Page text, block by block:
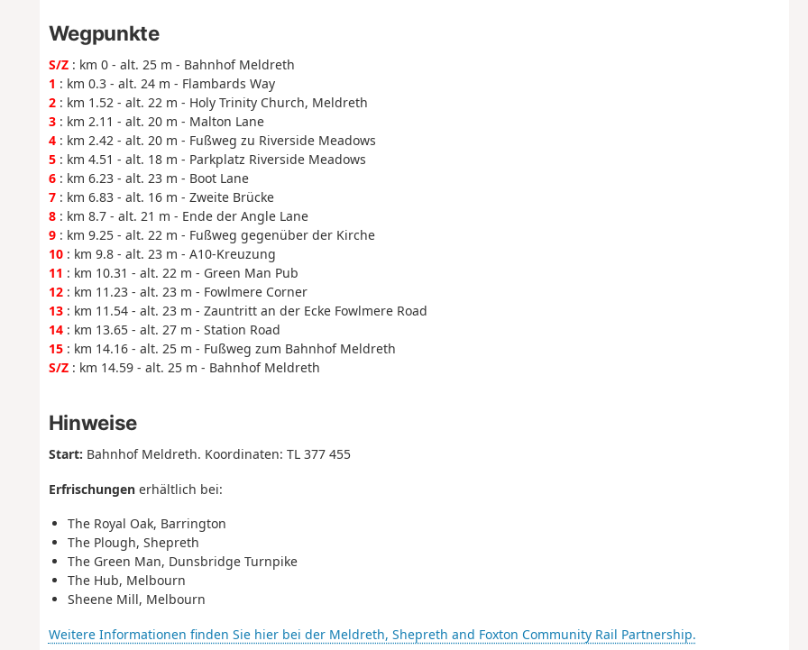
Wegpunkte
S/Z: km 0 - alt. 25 m - Bahnhof Meldreth
1 : km 0.3 - alt. 24 m - Flambards Way
2: km 1.52 - alt. 22 m - Holy Trinity Church, Meldreth
3: km 2.11 - alt. 20 m - Malton Lane
4: km 2.42 - alt. 20 m - Fußweg zu Riverside Meadows
5: km 4.51 - alt. 18 m - Parkplatz Riverside Meadows
6: km 6.23 - alt. 23 m - Boot Lane
7: km 6.83 - alt. 16 m - Zweite Brücke
8: km 8.7 - alt. 21 m - Ende der Angle Lane
9: km 9.25 - alt. 22 m - Fußweg gegenüber der Kirche
10: km 9.8 - alt. 23 m - A10-Kreuzung
11 : km 10.31 - alt. 22 m - Green Man Pub
12: km 11.23 - alt. 23 m - Fowlmere Corner
13: km 11.54 - alt. 23 m - Zauntritt an der Ecke Fowlmere Road
14: km 13.65 - alt. 27 m - Station Road
15: km 14.16 - alt. 25 m - Fußweg zum Bahnhof Meldreth
S/Z: km 14.59 - alt. 25 m - Bahnhof Meldreth
Hinweise
Start: Bahnhof Meldreth. Koordinaten: TL 377 455
Erfrischungenerhältlich bei:
The Royal Oak, Barrington
The Plough, Shepreth
The Green Man, Dunsbridge Turnpike
The Hub, Melbourn
Sheene Mill, Melbourn
Weitere Informationen finden Sie hier bei der Meldreth, Shepreth and Foxton Community Rail Partnership.